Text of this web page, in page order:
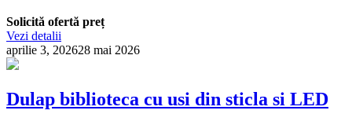
Solicită ofertă preț
Vezi detalii
aprilie 3, 202628 mai 2026
Dulap biblioteca cu usi din sticla si LED